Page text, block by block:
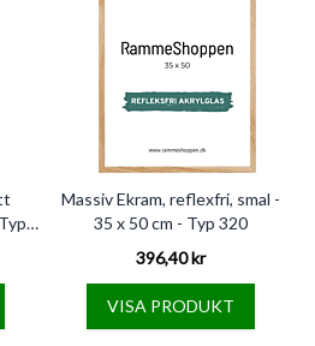
Massiv Ekram, reflexfri, smal -
35 x 50 cm - Typ 320
396,40 kr
VISA PRODUKT